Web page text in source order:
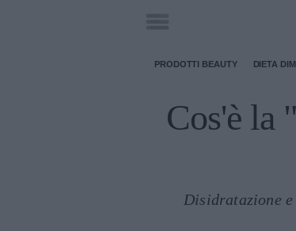
PRODOTTI BEAUTY DIETA
Cos'è la
Disidratazione